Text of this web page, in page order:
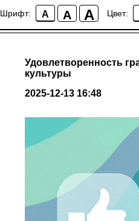
Шрифт: A A A Цвет:
Удовлетворенность
культуры
2025-12-13 16:48